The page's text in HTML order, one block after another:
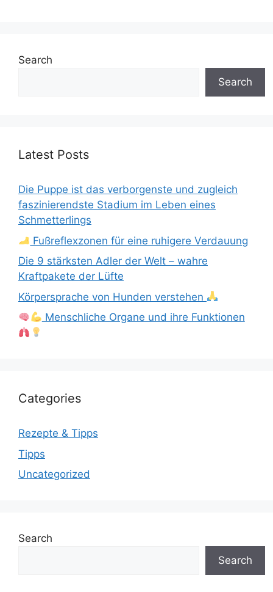
Search
Search
Latest Posts
Die Puppe ist das verborgenste und zugleich
faszinierendste Stadium im Leben eines
Schmetterlings
Fußreflexzonen für eine ruhigere Verdauung
Die 9 stärksten Adler der Welt – wahre
Kraftpakete der Lüfte
Körpersprache von Hunden verstehen
Menschliche Organe und ihre Funktionen
Categories
Rezepte & Tipps
Tipps
Uncategorized
Search
Search